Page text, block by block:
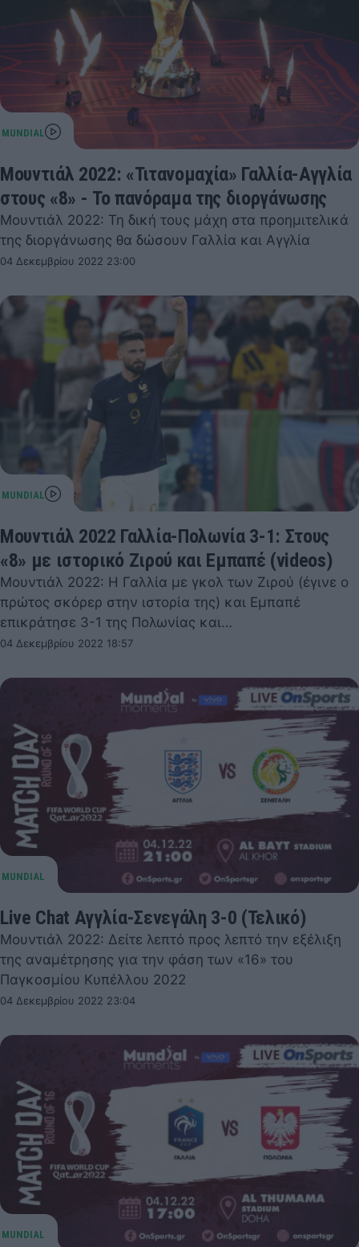
Μουντιάλ 2022: «Τιτανομαχία» Γαλλία-Αγγλία
στους «8» - Το πανόραμα της διοργάνωσης
Μουντιάλ 2022: Τη δική τους μάχη στα προημιτελικά
της διοργάνωσης θα δώσουν Γαλλία και Αγγλία
04 Δεκεμβρίου 2022 23:00
Μουντιάλ 2022 Γαλλία-Πολωνία 3-1: Στους
«8» με ιστορικό Ζιρού και Εμπαπέ (videos)
Μουντιάλ 2022: Η Γαλλία με γκολ των Ζιρού (έγινε ο
πρώτος σκόρερ στην ιστορία της) και Εμπαπέ
επικράτησε 3-1 της Πολωνίας και…
04 Δεκεμβρίου 2022 18:57
Live Chat Αγγλία-Σενεγάλη 3-0 (Τελικό)
Μουντιάλ 2022: Δείτε λεπτό προς λεπτό την εξέλιξη
της αναμέτρησης για την φάση των «16» του
Παγκοσμίου Κυπέλλου 2022
04 Δεκεμβρίου 2022 23:04